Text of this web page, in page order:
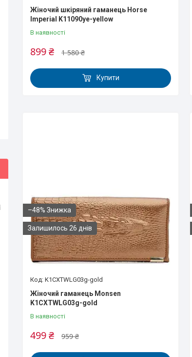
Жіночий шкіряний гаманець Horse
Imperial K11090ye-yellow
В наявності
1 580 ₴
899 ₴
Купити
–48%
Залишилось 26 днів
K1CXTWLG03g-gold
Жіночий гаманець Monsen
K1CXTWLG03g-gold
В наявності
959 ₴
499 ₴